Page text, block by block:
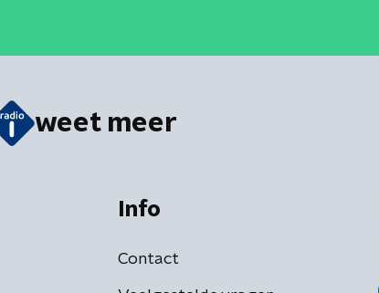
weet meer
Info
Contact